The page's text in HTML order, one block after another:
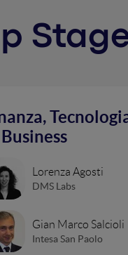
Lorenza Agosti
DMS Labs
Gian Marco Salcioli
Intesa San Paolo